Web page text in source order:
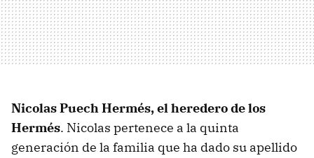
Nicolas Puech Hermés, el heredero de los
Hermés. Nicolas pertenece a la quinta
generación de la familia que ha dado su apellido